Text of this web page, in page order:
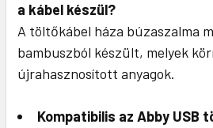
a kábel készül?
A töltőkábel háza búzaszalma
bambuszból készült, melyek
újrahasznosított anyagok.
Kompatibilis az Abby USB